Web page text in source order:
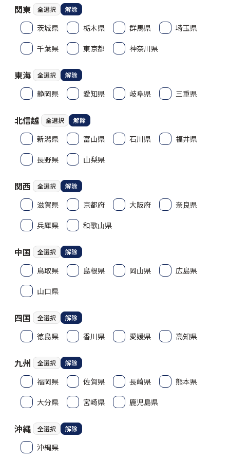
関東 全選択 解除
茨城県 栃木県 群馬県
埼玉県
千葉県
東京都 神奈川県
東海 全選択 解除
静岡県 愛知県 岐阜県 三重県
北信越 全選択 解除
新潟県 富山県 石川県
福井県
長野県
山梨県
関西 全選択 解除
滋賀県 京都府 大阪府
奈良県
兵庫県
和歌山県
中国 全選択 解除
鳥取県 島根県 岡山県
広島県
山口県
四国 全選択 解除
徳島県 香川県 愛媛県 高知県
九州 全選択 解除
福岡県 佐賀県 長崎県
熊本県
大分県
宮崎県 鹿児島県
沖縄 全選択 解除
沖縄県